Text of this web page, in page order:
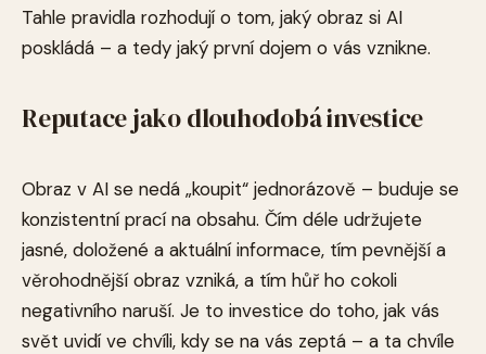
Tahle pravidla rozhodují o tom, jaký obraz si AI
poskládá – a tedy jaký první dojem o vás vznikne.
Reputace jako dlouhodobá investice
Obraz v AI se nedá „koupit“ jednorázově – buduje se
konzistentní prací na obsahu. Čím déle udržujete
jasné, doložené a aktuální informace, tím pevnější a
věrohodnější obraz vzniká, a tím hůř ho cokoli
negativního naruší. Je to investice do toho, jak vás
svět uvidí ve chvíli, kdy se na vás zeptá – a ta chvíle